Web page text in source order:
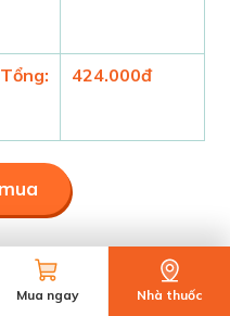
Tổng: 424.000đ
Mua ngay Nhà thuốc